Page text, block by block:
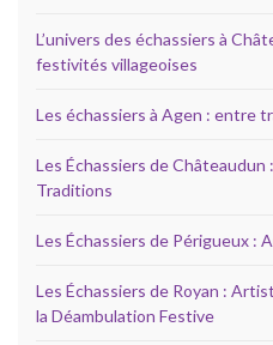
L’univers des échassiers à
festivités villageoises
Les échassiers à Agen : entre
Les Échassiers de
Traditions
Les Échassiers de Périgueux :
Les Échassiers de Royan :
la Déambulation Festive